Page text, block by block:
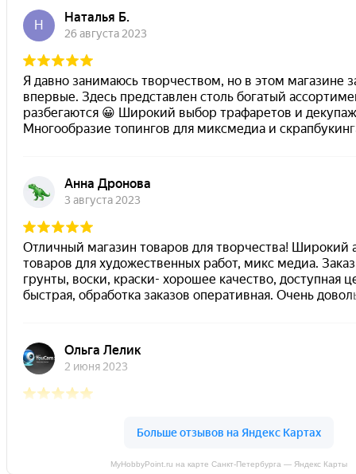
MyHobbyPoint.ru на карте Санкт‑Петербурга — Яндекс Карты